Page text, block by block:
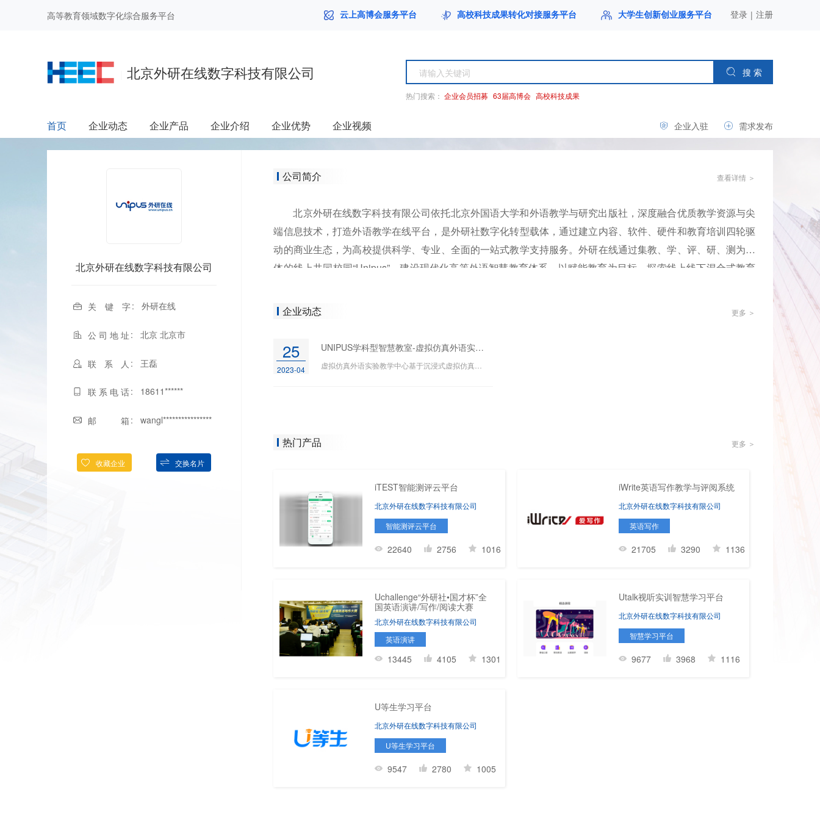
高等教育领域数字化综合服务平台 云上高博会服务平台 高校科技成果转化对接服务平台 大学生创新创业服务平台 登录 | 注册
北京外研在线数字科技有限公司 搜 索
热门搜索： 企业会员招募 63届高博会 高校科技成果
首页 企业动态 企业产品 企业介绍 企业优势 企业视频 企业入驻 需求发布
北京外研在线数字科技有限公司
关 键 字 外研在线
公司地址 北京 北京市
联 系 人 王磊
联系电话 18611******
邮 箱 wangl****************
收藏企业 交换名片
公司简介 查看详情 ＞
北京外研在线数字科技有限公司依托北京外国语大学和外语教学与研究出版社，深度融合优质教学资源与尖
端信息技术，打造外语教学在线平台，是外研社数字化转型载体，通过建立内容、软件、硬件和教育培训四轮驱
动的商业生态，为高校提供科学、专业、全面的一站式教学支持服务。外研在线通过集教、学、评、研、测为一
体的线上共同校园“Unipus”，建设现代化高等外语智慧教育体系，以赋能教育为目标，探索线上线下混合式教育
语教学新生态。 外研在线基于对国内外外语教育的研究和优质学术资源，以“7U4i”产品体系为引导，将教材、数
构建趋于未来教育教学发展、服务国家未来人才培养的新时代高等外语教育。 自成立以来，得益于国家教育信息
化趋势、外研社品牌影响力和行业同仁的支持与帮助，已形成完整的产品生态，业务线从内容、软件延伸到硬件
和教育培训，已覆盖全国超70%高校、服务1400余万用户。
企业动态 更多 ＞
25
2023-04
UNIPUS学科型智慧教室-虚拟仿真外语实验教学中心
热门产品 更多 ＞
iTEST智能测评云平台
北京外研在线数字科技有限公司
智能测评云平台
22640 2756 1016
iWrite英语写作教学与评阅系统
北京外研在线数字科技有限公司
英语写作
21705 3290 1136
Uchallenge“外研社•国才杯”全
国英语演讲/写作/阅读大赛
北京外研在线数字科技有限公司
英语演讲
13445 4105 1301
Utalk视听实训智慧学习平台
北京外研在线数字科技有限公司
智慧学习平台
9677 3968 1116
U等生学习平台
北京外研在线数字科技有限公司
U等生学习平台
9547 2780 1005